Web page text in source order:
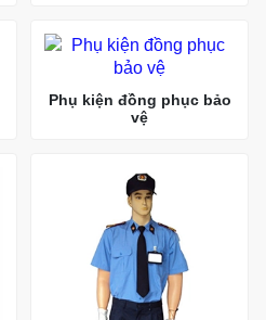
Phụ kiện đồng phục bảo
vệ